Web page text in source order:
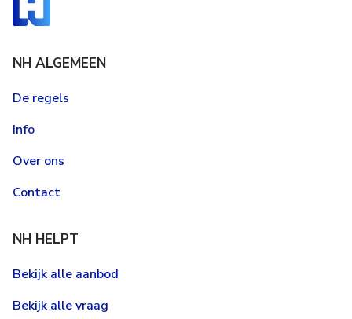
NH ALGEMEEN
De regels
Info
Over ons
Contact
NH HELPT
Bekijk alle aanbod
Bekijk alle vraag